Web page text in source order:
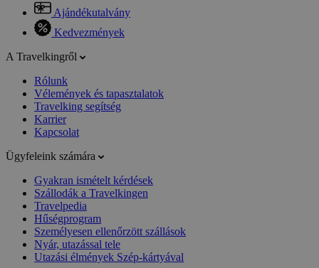
Ajándékutalvány
Kedvezmények
A Travelkingről
Rólunk
Vélemények és tapasztalatok
Travelking segítség
Karrier
Kapcsolat
Ügyfeleink számára
Gyakran ismételt kérdések
Szállodák a Travelkingen
Travelpedia
Hűségprogram
Személyesen ellenőrzött szállások
Nyár, utazással tele
Utazási élmények Szép-kártyával